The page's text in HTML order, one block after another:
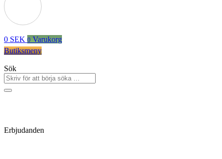
0 SEK 0 Varukorg
Butiksmeny
Sök
Erbjudanden